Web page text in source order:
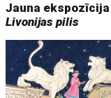
Jauna ekspozīcija
Livonijas pilis